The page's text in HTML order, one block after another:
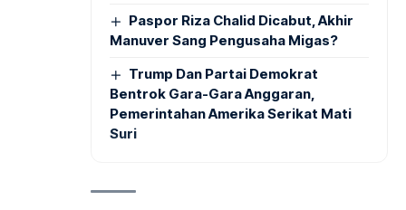
Paspor Riza Chalid Dicabut, Akhir
Manuver Sang Pengusaha Migas?
Trump Dan Partai Demokrat
Bentrok Gara-Gara Anggaran,
Pemerintahan Amerika Serikat Mati
Suri